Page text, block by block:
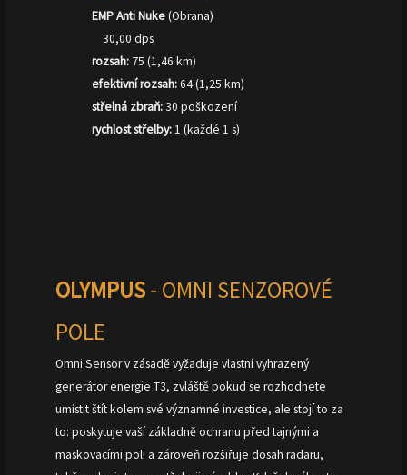
EMP Anti Nuke(Obrana)
30,00 dps
rozsah: 75 (1,46 km)
efektivní rozsah:64 (1,25 km)
střelná zbraň:30 poškození
rychlost střelby:1 (každé 1 s)
OLYMPUS- OMNI SENZOROVÉ
POLE
Omni Sensor v zásadě vyžaduje vlastní vyhrazený
generátor energie T3, zvláště pokud se rozhodnete
umístit štít kolem své významné investice, ale stojí to za
to: poskytuje vaší základně ochranu před tajnými a
maskovacími poli a zároveň rozšiřuje dosah radaru,